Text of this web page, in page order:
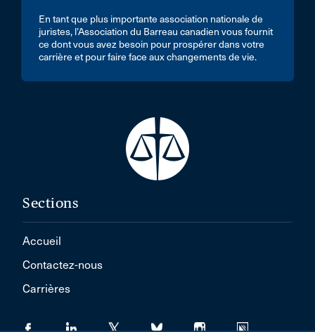
En tant que plus importante association nationale de
juristes, l’Association du Barreau canadien vous fournit
ce dont vous avez besoin pour prospérer dans votre
carrière et pour faire face aux changements de vie.
Sections
Accueil
Contactez-nous
Carrières